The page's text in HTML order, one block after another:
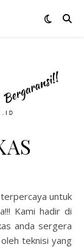
Kami hadir di
anda sergera
teknisi yang